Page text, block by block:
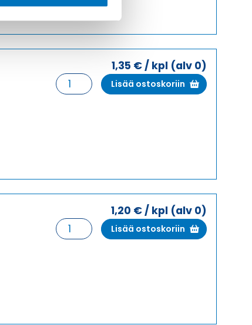
määrä
1,35 €/ kpl (alv 0)
HSK-
K
Lisää ostoskoriin
1,20 €/ kpl (alv 0)
HSK-
K
Lisää ostoskoriin